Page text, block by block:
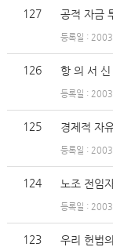
127 공적 자금
등록일 :
126 항 의 서 신
등록일 :
125 경제적 자
등록일 :
124 노조 전임
등록일 :
123 우리 헌법